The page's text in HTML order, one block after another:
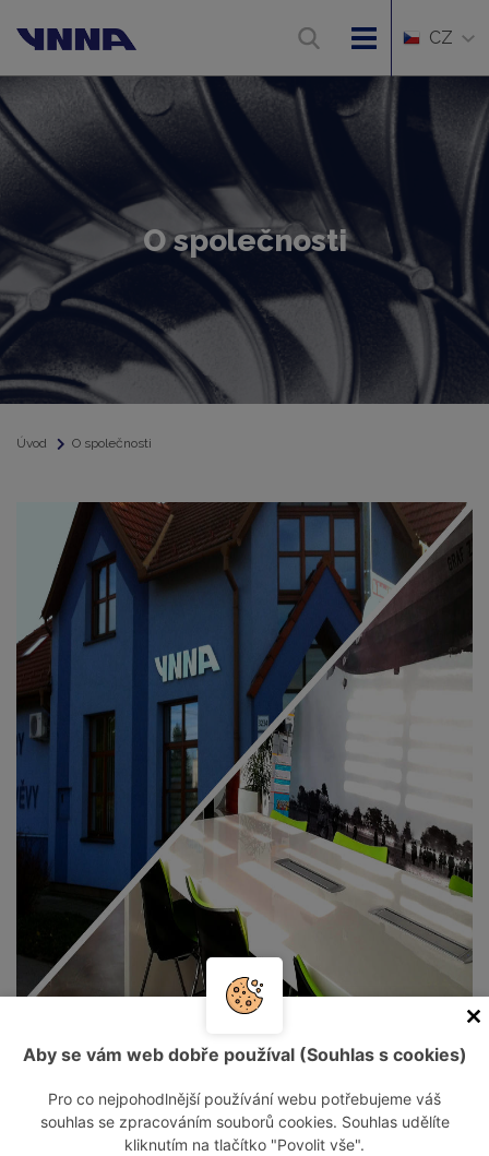
CZ
O společnosti
Úvod O společnosti
roku 1993 jako dodavatel a servisní
plynů, tzn. vývěv, dmychadel a
kompresorů. Dále dodáváme, revidujeme a
Aby se vám web dobře používal (Souhlas s cookies)
Pro co nejpohodlnější používání webu potřebujeme váš
souhlas se zpracováním souborů cookies. Souhlas udělíte
kliknutím na tlačítko "Povolit vše".